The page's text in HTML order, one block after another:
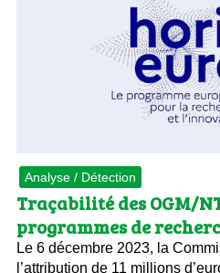
Analyse / Détection
Traçabilité des OGM/
programmes de
Le 6 décembre 2023, la
l’attribution de 11 millions